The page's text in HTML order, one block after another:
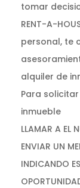
tomar
RENT-A-
personal, te
alquiler de
Para
inmueble
LLAMAR A EL
ENVIAR UN
INDICANDO